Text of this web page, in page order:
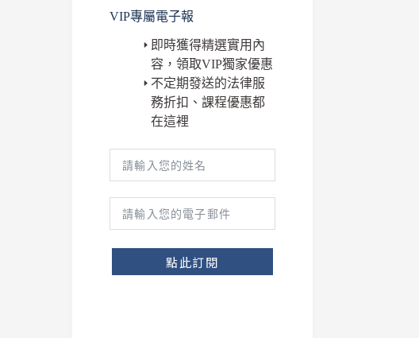
VIP專屬電子報
即時獲得精選實用內
容，領取VIP獨家優惠
不定期發送的法律服
務折扣、課程優惠都
在這裡
點此訂閱